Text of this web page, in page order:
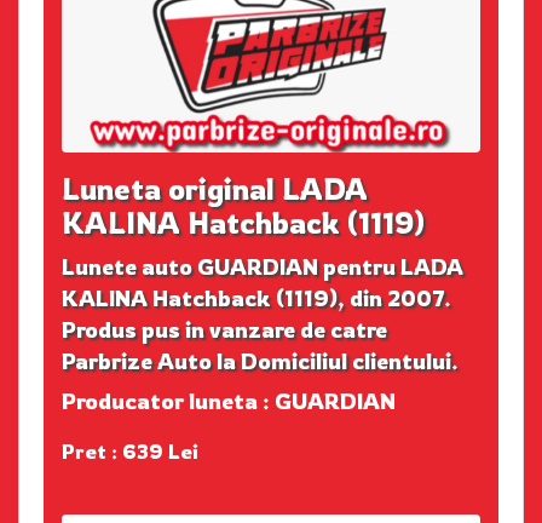
Luneta original LADA
KALINA Hatchback (1119)
Lunete auto GUARDIAN pentru LADA
KALINA Hatchback (1119), din 2007.
Produs pus in vanzare de catre
Parbrize Auto la Domiciliul clientului.
Producator luneta : GUARDIAN
Pret : 639 Lei